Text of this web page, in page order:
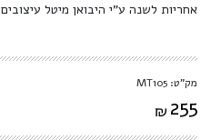
אחריות לשנה ע"י היבואן מיטל עיצובים
מק"ט: MT105
₪ 255